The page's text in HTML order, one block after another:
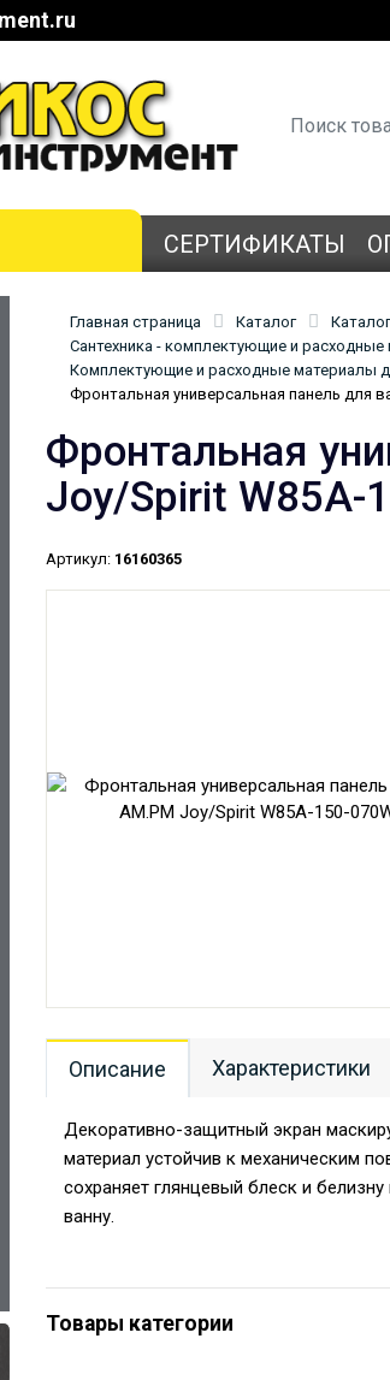
СЕРТИФИКАТЫ
Главная страница Каталог
Сантехника - комплектующие и расходные
Комплектующие и расходные материалы
Фронтальная универсальная панель для
Фронтальная
Joy/Spirit W85A-
Артикул: 16160365
Описание Характеристики
Декоративно-защитный экран
материал устойчив к механическим
сохраняет глянцевый блеск и
ванну.
Товары категории